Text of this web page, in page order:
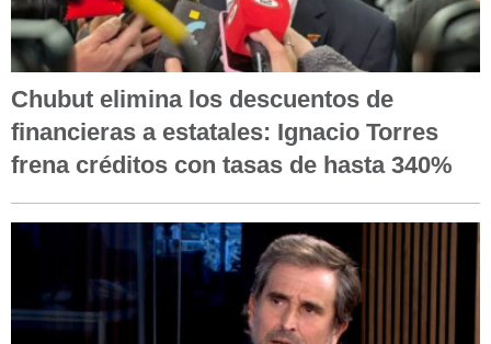
Chubut elimina los descuentos de
financieras a estatales: Ignacio Torres
frena créditos con tasas de hasta 340%